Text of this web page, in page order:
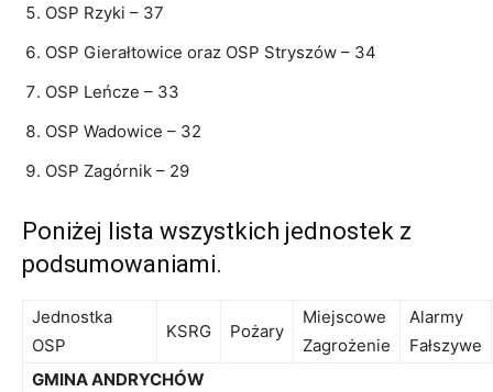
OSP Rzyki – 37
OSP Gierałtowice oraz OSP Stryszów – 34
OSP Leńcze – 33
OSP Wadowice – 32
OSP Zagórnik – 29
Poniżej lista wszystkich jednostek z
podsumowaniami.
Jednostka
OSP
KSRG Pożary
Miejscowe
Zagrożenie
Alarmy
Fałszywe
GMINA ANDRYCHÓW